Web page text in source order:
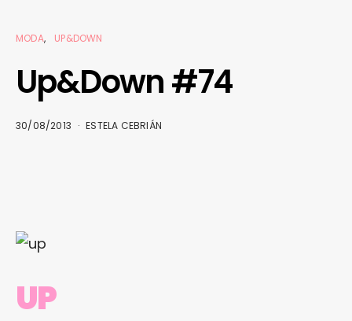
MODA UP&DOWN
Up&Down #74
30/08/2013 ESTELA CEBRIÁN
UP